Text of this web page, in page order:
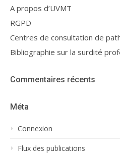
A propos d’UVMT
RGPD
Centres de consultation de
Bibliographie sur la surdité
Commentaires récents
Méta
Connexion
Flux des publications